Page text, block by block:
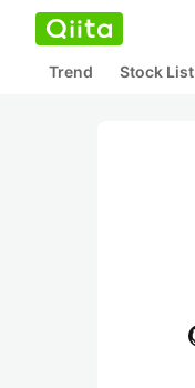
Trend Stock List